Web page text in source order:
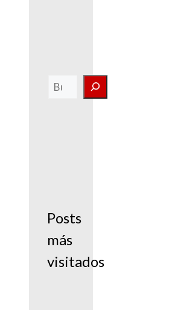
Buscar
Posts
más
visitados